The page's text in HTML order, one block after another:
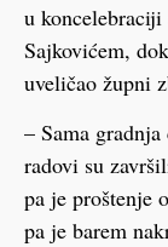
u
Sajkovićem,
uveličao župni
– Sama
radovi su
pa je proštenje
pa je barem